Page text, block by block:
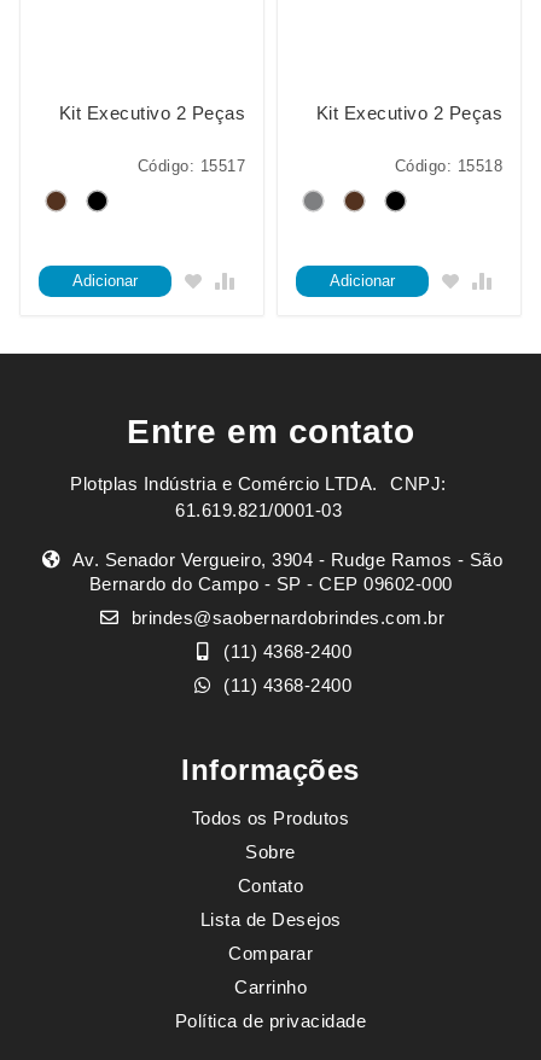
Kit Executivo 2 Peças
Código: 15517
Adicionar
Kit Executivo 2 Peças
Código: 15518
Adicionar
Entre em contato
Plotplas Indústria e Comércio LTDA. ㅤㅤㅤ CNPJ:
61.619.821/0001-03
Av. Senador Vergueiro, 3904 - Rudge Ramos - São
Bernardo do Campo - SP - CEP 09602-000
brindes@saobernardobrindes.com.br
(11) 4368-2400
(11) 4368-2400
Informações
Todos os Produtos
Sobre
Contato
Lista de Desejos
Comparar
Carrinho
Política de privacidade